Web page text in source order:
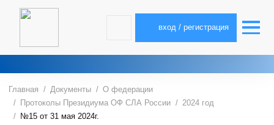
вход / регистрация
Главная Документы
О федерации
Протоколы Президиума ОФ СЛА России
2024 год
№15 от 31 мая 2024г.